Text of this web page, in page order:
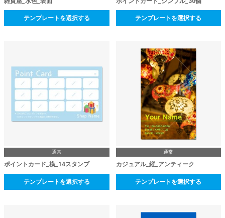
テンプレートを選択する テンプレートを選択する
通常
ポイントカード_横_14スタンプ
テンプレートを選択する
通常
カジュアル_縦_アンティーク
テンプレートを選択する